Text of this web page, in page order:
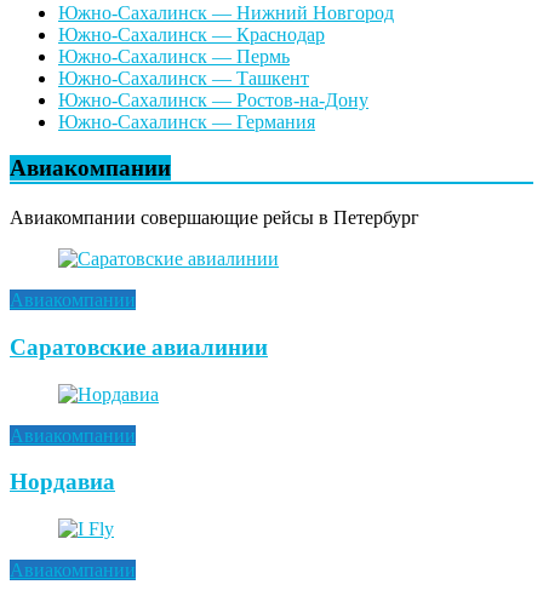
Южно-Сахалинск — Нижний Новгород
Южно-Сахалинск — Краснодар
Южно-Сахалинск — Пермь
Южно-Сахалинск — Ташкент
Южно-Сахалинск — Ростов-на-Дону
Южно-Сахалинск — Германия
Авиакомпании
Авиакомпании совершающие рейсы в Петербург
Авиакомпании
Саратовские авиалинии
Авиакомпании
Нордавиа
Авиакомпании